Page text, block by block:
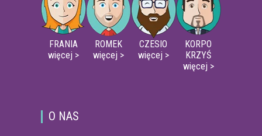
FRANIA
więcej >
ROMEK
więcej >
CZESIO
więcej >
KORPO
KRZYŚ
więcej >
O NAS